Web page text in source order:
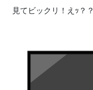
見てビックリ！えｯ？？